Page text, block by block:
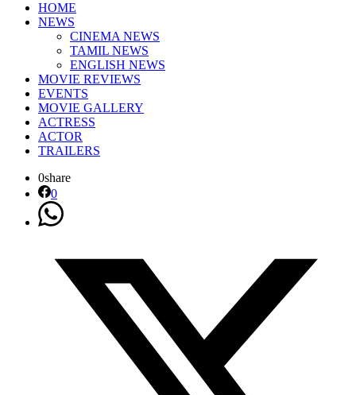
HOME
NEWS
CINEMA NEWS
TAMIL NEWS
ENGLISH NEWS
MOVIE REVIEWS
EVENTS
MOVIE GALLERY
ACTRESS
ACTOR
TRAILERS
0share
0